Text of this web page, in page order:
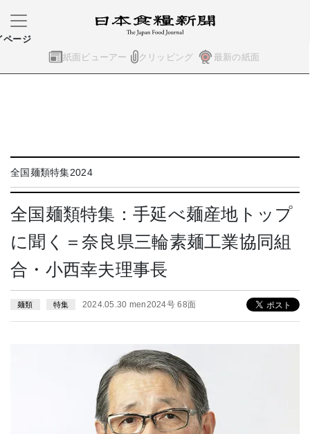
紙面ビューアー クリッピング 最新の紙面
ページ
全国麺類特集2024
全国麺類特集：手延べ麺産地トップ
に聞く＝奈良県三輪素麺工業協同組
合・小西幸夫理事長
麺類 特集 2024.05.30 men2024号 68面